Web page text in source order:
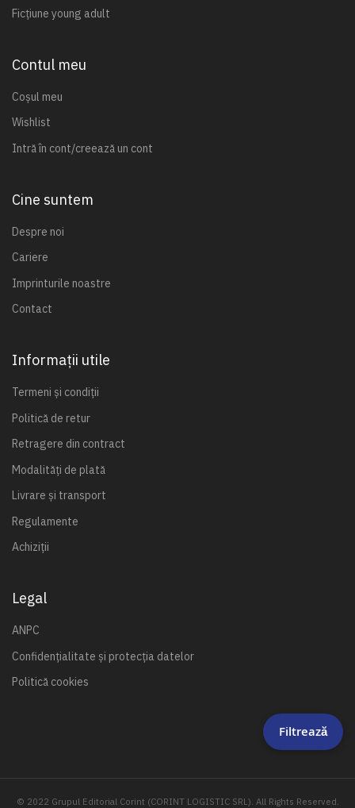
Ficțiune young adult
Contul meu
Coșul meu
Wishlist
Intră în cont/creează un cont
Cine suntem
Despre noi
Cariere
Imprinturile noastre
Contact
Informații utile
Termeni și condiții
Politică de retur
Retragere din contract
Modalități de plată
Livrare și transport
Regulamente
Achiziții
Legal
ANPC
Confidențialitate și protecția datelor
Politică cookies
© 2022 Grupul Editorial Corint (CORINT LOGISTIC SRL). All Rights Reserved.
Filtrează